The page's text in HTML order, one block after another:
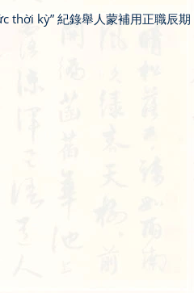
thời kỳ” 紀錄舉人蒙補用正職辰